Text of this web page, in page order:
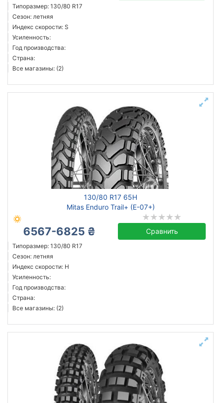
Типоразмер: 130/80 R17
Сезон: летняя
Индекс скорости: S
Усиленность:
Год производства:
Страна:
Все магазины: (2)
130/80 R17 65H
Mitas Enduro Trail+ (E-07+)
6567-6825 ₴ Сравнить
Типоразмер: 130/80 R17
Сезон: летняя
Индекс скорости: H
Усиленность:
Год производства:
Страна:
Все магазины: (2)